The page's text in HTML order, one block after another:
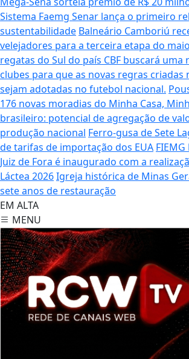
Sistema Faemg Senar lança o primeiro
sustentabilidade Balneário Camboriú
velejadores para a terceira etapa do
regatas do Sul do país CBF buscará uma
clubes para que as novas regras criadas
sejam adotadas no futebol nacional.
176 novas moradias do Minha Casa,
brasileiro: potencial de agregação de
produção nacional Ferro-gusa de Sete
de tarifas de importação dos EUA
Juiz de Fora é inaugurado com a
Láctea 2026Igreja histórica de Minas
sete anos de restauração
EM ALTA
MENU